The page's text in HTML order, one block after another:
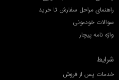
راهنمای مراحل سفارش تا خرید
سوالات خودمونی
واژه نامه پیچار
شرایط
خدمات پس از فروش